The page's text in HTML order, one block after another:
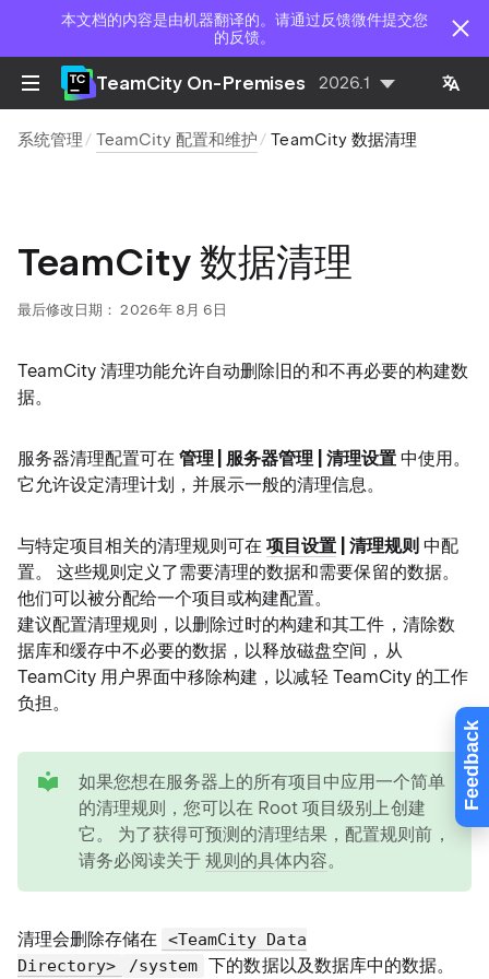
本文档的内容是由机器翻译的。请通过反馈微件提交您
的反馈。
Feedback
TeamCity On-Premises 2026.1
系统管理 TeamCity 配置和维护 TeamCity 数据清理
TeamCity 数据清理
最后修改日期： 2026年 8月 6日
TeamCity 清理功能允许自动删除旧的和不再必要的构建数
据。
服务器清理配置可在管理 | 服务器管理 | 清理设置中使用。
它允许设定清理计划，并展示一般的清理信息。
与特定项目相关的清理规则可在项目设置 | 清理规则 中配
置。 这些规则定义了需要清理的数据和需要保留的数据。
他们可以被分配给一个项目或构建配置。
建议配置清理规则，以删除过时的构建和其工件，清除数
据库和缓存中不必要的数据，以释放磁盘空间，从
TeamCity 用户界面中移除构建，以减轻 TeamCity 的工作
负担。
如果您想在服务器上的所有项目中应用一个简单
的清理规则，您可以在 Root 项目级别上创建
它。 为了获得可预测的清理结果，配置规则前，
请务必阅读关于规则的具体内容。
清理会删除存储在
<TeamCity Data
Directory>
/system 下的数据以及数据库中的数据。